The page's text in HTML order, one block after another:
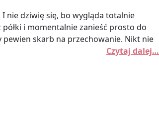
I nie dziwię się, bo wygląda totalnie
i momentalnie zanieść prosto do
pewien skarb na przechowanie. Nikt nie
Czytaj dalej…